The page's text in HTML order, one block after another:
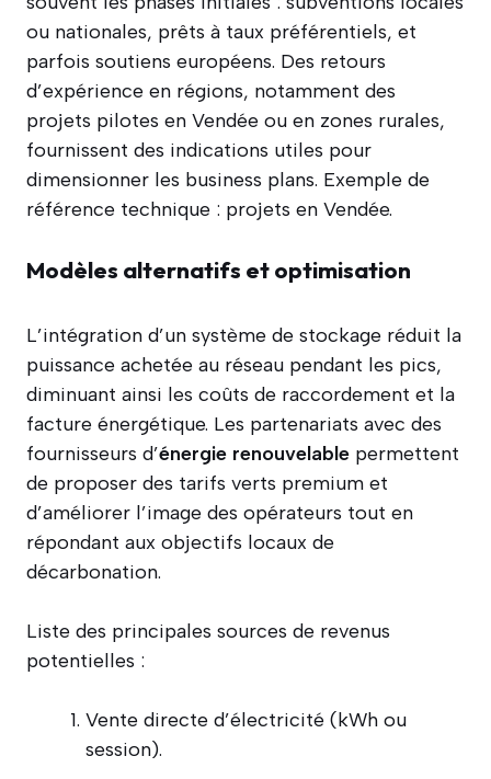
ou nationales, prêts à taux préférentiels, et
parfois soutiens européens. Des retours
d’expérience en régions, notamment des
projets pilotes en Vendée ou en zones rurales,
fournissent des indications utiles pour
dimensionner les business plans. Exemple de
référence technique : projets en Vendée.
Modèles alternatifs et optimisation
L’intégration d’un système de stockage réduit la
puissance achetée au réseau pendant les pics,
diminuant ainsi les coûts de raccordement et la
facture énergétique. Les partenariats avec des
fournisseurs d’énergie renouvelable permettent
de proposer des tarifs verts premium et
d’améliorer l’image des opérateurs tout en
répondant aux objectifs locaux de
décarbonation.
Liste des principales sources de revenus
potentielles :
Vente directe d’électricité (kWh ou
session).